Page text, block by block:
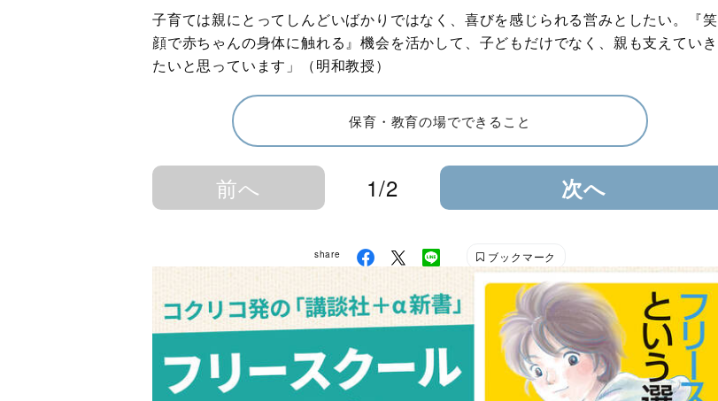
子育ては親にとってしんどいばかりではなく、喜びを感じられる営みとしたい。『笑
顔で赤ちゃんの身体に触れる』機会を活かして、子どもだけでなく、親も支えていき
たいと思っています」（明和教授）
保育・教育の場でできること
前へ 1/2 次へ
share ブックマーク